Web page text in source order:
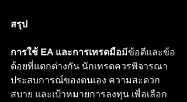
สรุป
การใช้ EA และการเทรดมือมีข้อดีและข้อ
ด้อยที่แตกต่างกัน นักเทรดควรพิจารณา
ประสบการณ์ของตนเอง ความสะดวก
สบาย และเป้าหมายการลงทุน เพื่อเลือก